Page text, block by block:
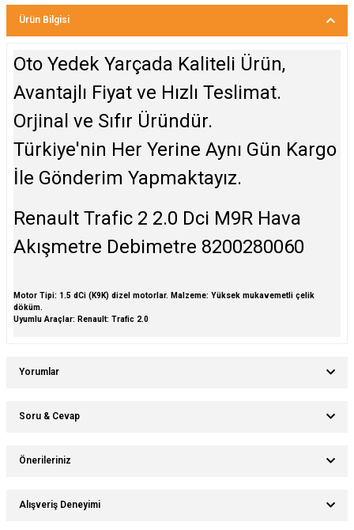
Ürün Bilgisi
Oto Yedek Yarçada Kaliteli Ürün,
Avantajlı Fiyat ve Hızlı Teslimat.
Orjinal ve Sıfır Üründür.
Türkiye'nin Her Yerine Aynı Gün Kargo
İle Gönderim Yapmaktayız.
Renault Trafic 2 2.0 Dci M9R Hava
Akışmetre Debimetre 8200280060
Motor Tipi: 1.5 dCi (K9K) dizel motorlar. Malzeme: Yüksek mukavemetli çelik
döküm.
Uyumlu Araçlar: Renault: Trafic 2.0
Yorumlar
Soru & Cevap
Önerileriniz
Bu ürünün fiyat bilgisi, resim, ürün açıklamalarında ve diğer konularda
yetersiz gördüğünüz noktaları öneri formunu kullanarak tarafımıza
Alışveriş Deneyimi